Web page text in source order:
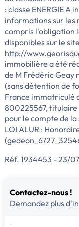
: classe ENERGIE A
informations sur les
compris l'obligation
disponibles sur le
http://
immobilière a été
de M Frédéric
(sans détention de
France immatriculé
800225567,
pour le compte de
LOI ALUR :
Réf. 1934453 - 23/
Contactez-nous !
Demandez plus